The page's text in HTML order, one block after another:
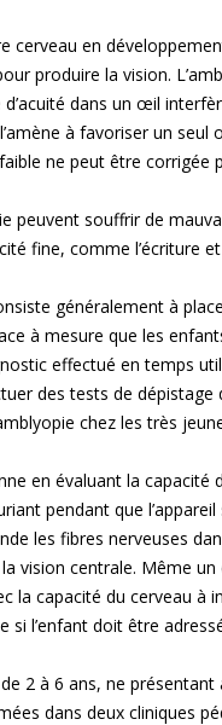
cerveau en
produire la vision.
dans un œil
à favoriser un
ne peut être
peuvent souffrir de
fine, comme l’écriture
généralement à
à mesure que les
effectué en temps
des tests de dépistage
chez les très
en évaluant la
pendant que
les fibres nerveuses
vision centrale. Même
la capacité du cerveau à
si l’enfant doit être
2 à 6 ans, ne
dans deux cliniques